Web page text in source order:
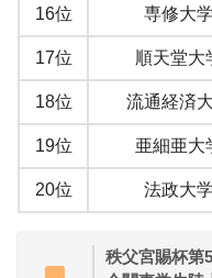
16位 専修大学
17位 順天堂大
18位 流通経済
19位 亜細亜大
20位 法政大学
秩父宮賜杯第